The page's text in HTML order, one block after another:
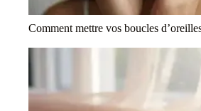
Comment mettre vos boucles